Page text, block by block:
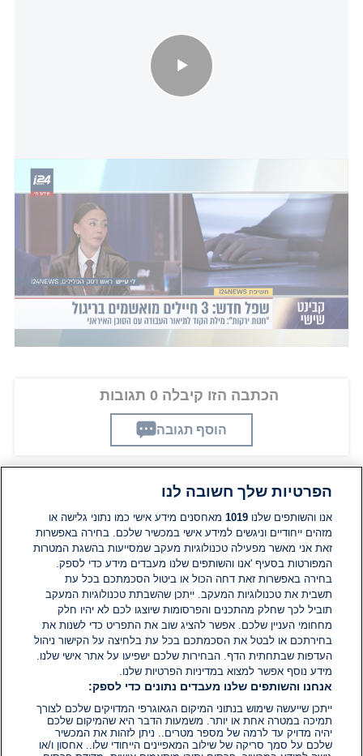
הסיפור התחיל באינסטגרם, אחד החשודים קיבל פניה
מסוכן איראני, העלה תמונת מסך לרשת. נאשם אחר
פנה לסוכן מיוזמתו ומשם המשיך הקשר. באופן חריג
המשימות שקיבלו הגיעו דרך הטיקטוק. בשלב מסוים
אחד מהם הציע מיוזמתו להעביר תיעודים של מטוסי
הכתבה הזו קיבלה 0 תגובות
הוסף תגובה
תגובות
אין עדיין תגובות. היה הראשון להגיב
הוסף תגובה
הפרטיות שלך חשובה לנו
אנו והשותפים שלנו1019 מאחסנים מידע אישי כמו נתוני גלישה או
מזהים ייחודיים וניגשים למידע אישי במכשיר שלכם. בחירה באפשרות
זאת אני מאשר מפעילה טכנולוגיות מעקב שמסייעות בהשגת המטרות
המפורטות בסעיף 'אנו והשותפים שלנו מעבדים מידע כדי לספק.
בחירה באפשרות זאת דחה הכול או ביטול הסכמתכם בכל עת
תשבית את טכנולוגיות המעקב. ייתכן שהשבתת טכנולוגיות המעקב
תוביל לכך שחלק מהתכנים והפרסומות שיוצגו לכם לא יהיו חלק
מחחומי העניין שלכם. אפשר להציג שוב את התפריט כדי לשנות את
בחירתכם או לבטל את הסכמתכם בכל עת בלחיצה על הקישור ניהול
העדפות שבתחתית הדף. הבחירות שלכם ישפיעו על אתר אישי שלנו.
מידע נוסף אפשר למצוא במדיניות הפרטיות שלנו.
אנחנו והשותפים שלנו מעבדים נתונים כדי לספק:
ייתכן שייעשה שימוש בנתוני המיקום הגאוגרפי המדויקים שלכם לצורך
תמיכה במטרה אחת או יותר. משמעות הדבר היא שהמיקום שלכם
יהיה מדויק עד לרמה של מספר מטרים.. ניתן לזהות את המכשיר
שלכם על סמך סריקה של שילוב המאפיינים הייחודי שלו.. אחסון ו/או